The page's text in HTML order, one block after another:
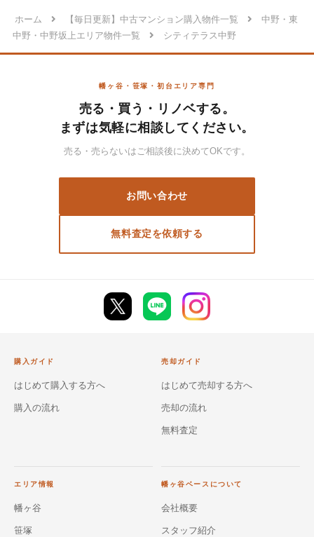
ホーム 【毎日更新】中古マンション購入物件一覧
中野・東
中野・中野坂上エリア物件一覧
シティテラス中野
幡ヶ谷・笹塚・初台エリア専門
売る・買う・リノベする。
まずは気軽に相談してください。
売る・売らないはご相談後に決めてOKです。
お問い合わせ
無料査定を依頼する
購入ガイド
はじめて購入する方へ
購入の流れ
売却ガイド
はじめて売却する方へ
売却の流れ
無料査定
エリア情報
幡ヶ谷
笹塚
幡ヶ谷ベースについて
会社概要
スタッフ紹介